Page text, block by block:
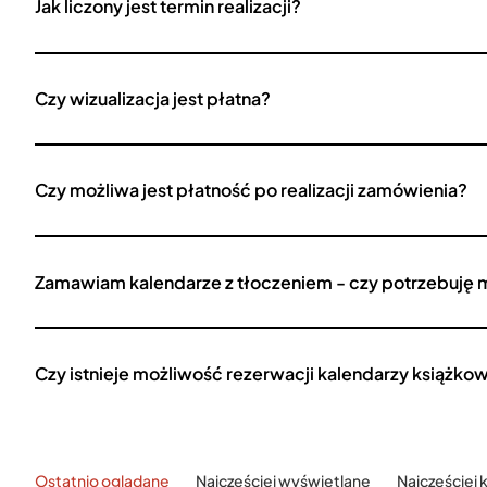
Jak liczony jest termin realizacji?
Czy wizualizacja jest płatna?
Czy możliwa jest płatność po realizacji zamówienia?
Zamawiam kalendarze z tłoczeniem - czy potrzebuję
Czy istnieje możliwość rezerwacji kalendarzy
Ostatnio oglądane Najczęściej wyświetlane Najczęściej